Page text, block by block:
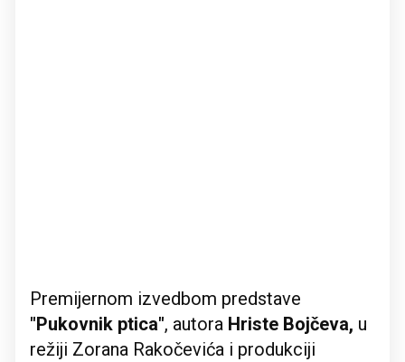
Premijernom izvedbom predstave
"Pukovnik ptica", autora Hriste Bojčeva, u
režiji Zorana Rakočevića i produkciji